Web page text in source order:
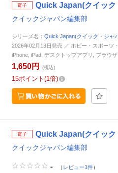
電子 Quick Japan(クイック
クイックジャパン編集部
シリーズ名： Quick Japan(クイック・ジャ
2026年02月13日発売 ／ ホビー・スポーツ
iPhone, iPad, デスクトップアプリ, ブラウ
1,650円 (税込)
15ポイント 1倍
電子 Quick Japan(クイック
クイックジャパン編集部
- （ レビュー1件）